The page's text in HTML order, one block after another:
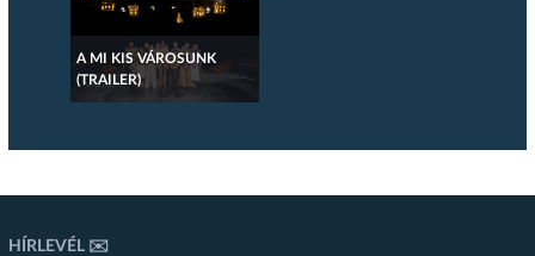
A MI KIS VÁROSUNK
(TRAILER)
HÍRLEVÉL ✉️